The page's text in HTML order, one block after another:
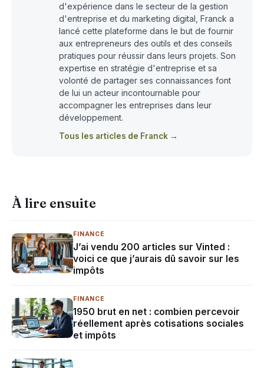
d'expérience dans le secteur de la gestion
d'entreprise et du marketing digital, Franck a
lancé cette plateforme dans le but de fournir
aux entrepreneurs des outils et des conseils
pratiques pour réussir dans leurs projets. Son
expertise en stratégie d'entreprise et sa
volonté de partager ses connaissances font
de lui un acteur incontournable pour
accompagner les entreprises dans leur
développement.
Tous les articles de Franck →
À lire ensuite
FINANCE
J’ai vendu 200 articles sur Vinted :
voici ce que j’aurais dû savoir sur les
impôts
FINANCE
1950 brut en net : combien percevoir
réellement après cotisations sociales
et impôts